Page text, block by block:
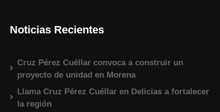
Noticias Recientes
Cruz Pérez Cuéllar convoca a construir un
proyecto de unidad en Morena
Llama Cruz Pérez Cuéllar en Delicias a fortalecer
la región